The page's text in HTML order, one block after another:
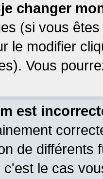
changer
(si vous
le modifier
Vous
est
de différents
c'est le cas